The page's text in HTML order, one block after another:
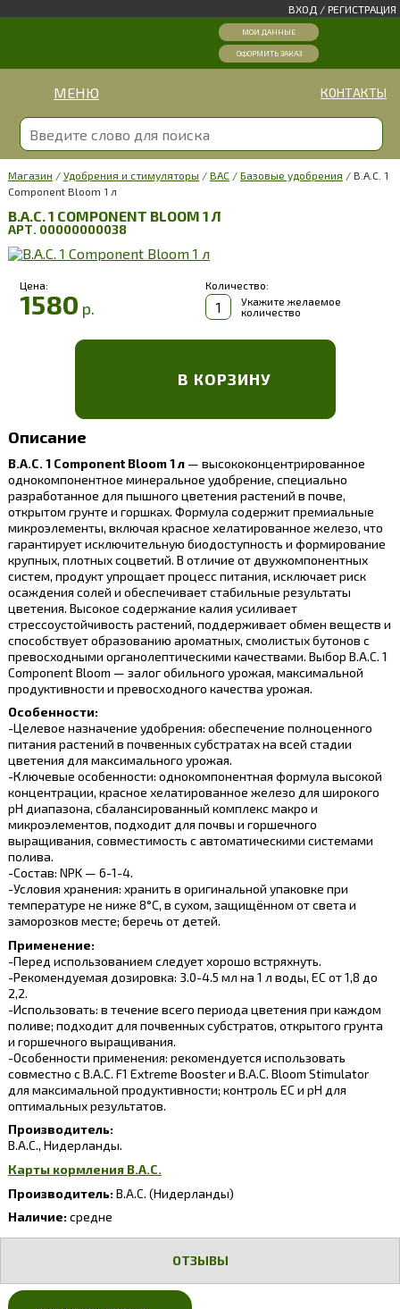
ВХОД /РЕГИСТРАЦИЯ
МОИ ДАННЫЕ
ОФОРМИТЬ ЗАКАЗ
МЕНЮ КОНТАКТЫ
Магазин / Удобрения и стимуляторы / BAC / Базовые удобрения / B.A.C. 1
Component Bloom 1 л
B.A.C. 1 COMPONENT BLOOM 1 Л
АРТ. 00000000038
Цена:
1580 р.
Количество:
Укажите желаемое
количество
Описание
B.A.C. 1 Component Bloom 1 л— высококонцентрированное
однокомпонентное минеральное удобрение, специально
разработанное для пышного цветения растений в почве,
открытом грунте и горшках. Формула содержит премиальные
микроэлементы, включая красное хелатированное железо, что
гарантирует исключительную биодоступность и формирование
крупных, плотных соцветий. В отличие от двухкомпонентных
систем, продукт упрощает процесс питания, исключает риск
осаждения солей и обеспечивает стабильные результаты
цветения. Высокое содержание калия усиливает
стрессоустойчивость растений, поддерживает обмен веществ и
способствует образованию ароматных, смолистых бутонов с
превосходными органолептическими качествами. Выбор B.A.C. 1
Component Bloom — залог обильного урожая, максимальной
продуктивности и превосходного качества урожая.
Особенности:
-Целевое назначение удобрения: обеспечение полноценного
питания растений в почвенных субстратах на всей стадии
цветения для максимального урожая.
-Ключевые особенности: однокомпонентная формула высокой
концентрации, красное хелатированное железо для широкого
pH диапазона, сбалансированный комплекс макро и
микроэлементов, подходит для почвы и горшечного
выращивания, совместимость с автоматическими системами
полива.
-Состав: NPK — 6-1-4.
-Условия хранения: хранить в оригинальной упаковке при
температуре не ниже 8°C, в сухом, защищённом от света и
заморозков месте; беречь от детей.
Применение:
-Перед использованием следует хорошо встряхнуть.
-Рекомендуемая дозировка: 3.0-4.5 мл на 1 л воды, EC от 1,8 до
2,2.
-Использовать: в течение всего периода цветения при каждом
поливе; подходит для почвенных субстратов, открытого грунта
и горшечного выращивания.
-Особенности применения: рекомендуется использовать
совместно с B.A.C. F1 Extreme Booster и B.A.C. Bloom Stimulator
для максимальной продуктивности; контроль EC и pH для
оптимальных результатов.
Производитель:
B.A.C., Нидерланды.
Карты кормления B.A.C.
Производитель:B.A.C. (Нидерланды)
Наличие:средне
ОТЗЫВЫ